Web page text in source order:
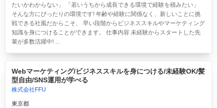
たいかわからない」 「若いうちから成長できる環境で経験を積みたい」
そんな方にぴったりの環境です! 年齢や経験に関係なく、新しいことに挑
戦できる社風だからこそ、 早い段階からビジネススキルやマーケティング
知識を身につけることができます。 仕事内容 未経験からスタートした先
輩が多数活躍中! ...
Webマーケティング/ビジネススキルを身につける/未経験OK/髪
型自由/SNS運用が学べる
株式会社FFU
東京都